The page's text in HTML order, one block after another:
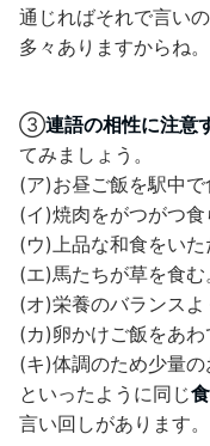
通じればそれで言い
多々ありますからね。
③連語の相性に注意
てみましょう。
(ア)お昼ご飯を駅中で
(イ)焼肉をがつがつ食
(ウ)上品な和食をいた
(エ)馬たちが草を食む
(オ)栄養のバランスよ
(カ)卵かけご飯をあわ
(キ)体調のため少量の
といったように同じ
言い回しがあります。